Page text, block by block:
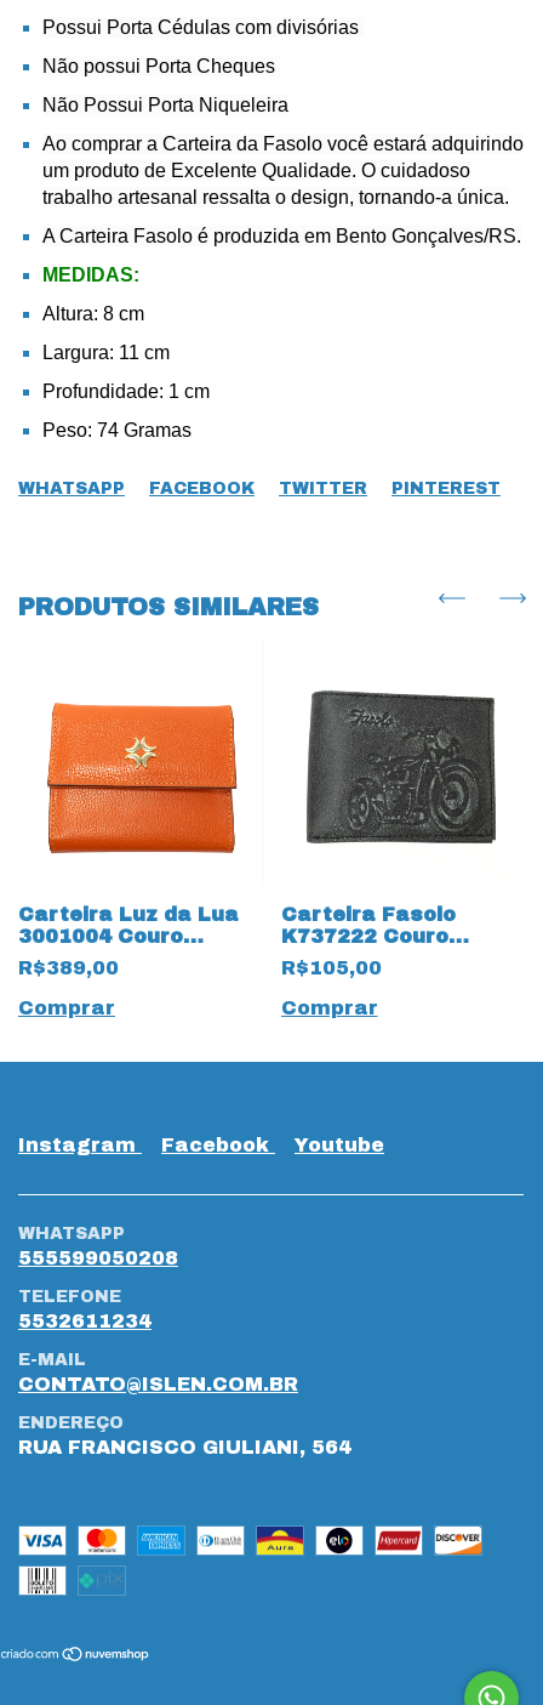
Possui Porta Cédulas com divisórias
Não possui Porta Cheques
Não Possui Porta Niqueleira
Ao comprar a Carteira da Fasolo você estará adquirindo
um produto de Excelente Qualidade. O cuidadoso
trabalho artesanal ressalta o design, tornando-a única.
A Carteira Fasolo é produzida em Bento Gonçalves/RS.
MEDIDAS:
Altura: 8 cm
Largura: 11 cm
Profundidade: 1 cm
Peso: 74 Gramas
WHATSAPP FACEBOOK TWITTER PINTEREST
PRODUTOS SIMILARES
Carteira Luz da Lua
3001004 Couro
Natural New Ridge
Magnolia Laranja
R$389,00
Comprar
Carteira Fasolo
K737222 Couro
Natural 13017
Vintage
R$105,00
Comprar
Instagram Facebook Youtube
WHATSAPP
555599050208
TELEFONE
5532611234
E-MAIL
CONTATO@ISLEN.COM.BR
ENDEREÇO
RUA FRANCISCO GIULIANI, 564